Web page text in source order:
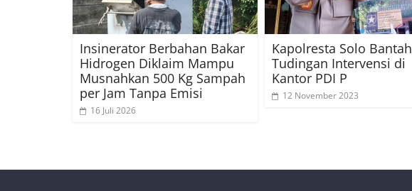
Insinerator Berbahan Bakar
Hidrogen Diklaim Mampu
Musnahkan 500 Kg Sampah
per Jam Tanpa Emisi
16 Juli 2026
Kapolresta Solo Bantah
Tudingan Intervensi di
Kantor PDI P
12 November 2023